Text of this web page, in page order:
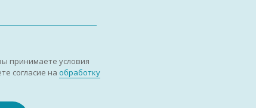
принимаете условия
согласие на обработку